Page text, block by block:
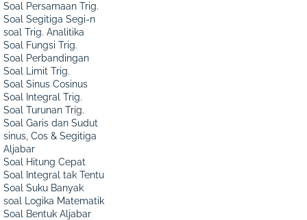
Soal Persamaan Trig.
Soal Segitiga Segi-n
soal Trig. Analitika
Soal Fungsi Trig.
Soal Perbandingan
Soal Limit Trig.
Soal Sinus Cosinus
Soal Integral Trig.
Soal Turunan Trig.
Soal Garis dan Sudut
sinus, Cos & Segitiga
Aljabar
Soal Hitung Cepat
Soal Integral tak Tentu
Soal Suku Banyak
soal Logika Matematik
Soal Bentuk Aljabar